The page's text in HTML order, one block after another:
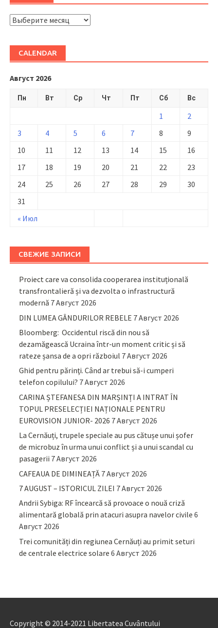
ARHIVĂ
CALENDAR
Август 2026
Пн Вт Ср Чт Пт Сб Вс
« Июл
1
2
3
4 5 6 7 8
9
10
11 12 13 14 15
16
17
18 19 20 21 22
23
24
25 26 27 28 29
30
31
СВЕЖИЕ ЗАПИСИ
Proiect care va consolida cooperarea instituțională
transfrontalieră și va dezvolta o infrastructură
modernă 7 Август 2026
DIN LUMEA GÂNDURILOR REBELE 7 Август 2026
Bloomberg: Occidentul riscă din nou să
dezamăgească Ucraina într-un moment critic și să
rateze șansa de a opri războiul 7 Август 2026
Ghid pentru părinţi. Când ar trebui să-i cumperi
telefon copilului? 7 Август 2026
CARINA ȘTEFANESA DIN MARȘINȚI A INTRAT ÎN
TOPUL PRESELECȚIEI NAȚIONALE PENTRU
EUROVISION JUNIOR- 2026 7 Август 2026
La Cernăuți, trupele speciale au pus cătușe unui șofer
de microbuz în urma unui conflict și a unui scandal cu
pasagerii 7 Август 2026
CAFEAUA DE DIMINEAȚĂ 7 Август 2026
7 AUGUST – ISTORICUL ZILEI 7 Август 2026
Andrii Sybiga: RF încearcă să provoace o nouă criză
alimentară globală prin atacuri asupra navelor civile 6
Август 2026
Trei comunități din regiunea Cernăuți au primit seturi
de centrale electrice solare 6 Август 2026
Copyright © 2014-2021 Libertatea Cuvântului